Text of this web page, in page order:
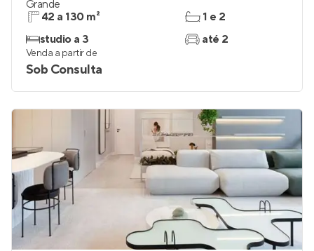
Grande
42 a 130 m²
studio a 3
1 e 2
até 2
Venda a partir de
Sob Consulta